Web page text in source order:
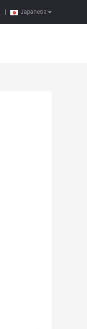
Japanese